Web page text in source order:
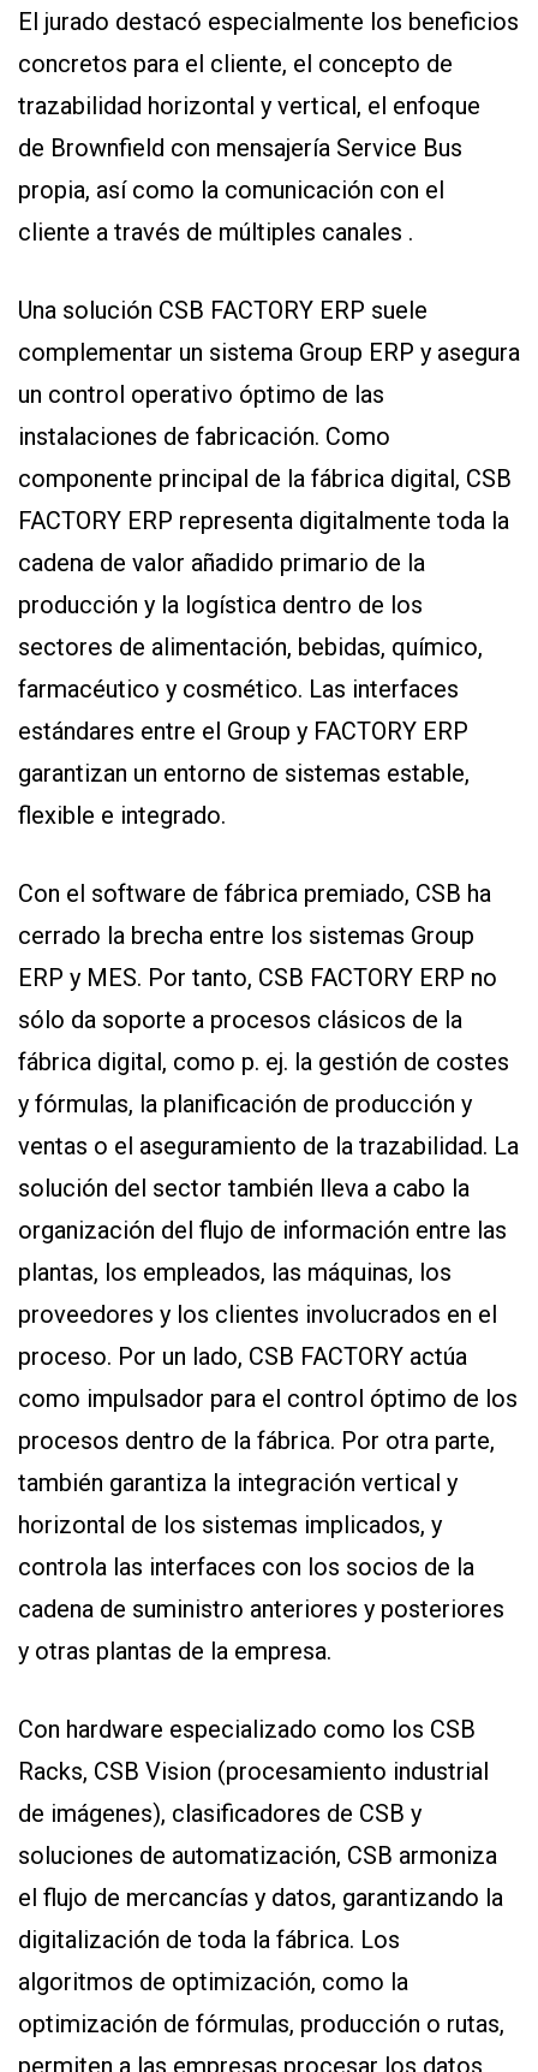
El jurado destacó especialmente los beneficios
concretos para el cliente, el concepto de
trazabilidad horizontal y vertical, el enfoque
de Brownfield con mensajería Service Bus
propia, así como la comunicación con el
cliente a través de múltiples canales .
Una solución CSB FACTORY ERP suele
complementar un sistema Group ERP y asegura
un control operativo óptimo de las
instalaciones de fabricación. Como
componente principal de la fábrica digital, CSB
FACTORY ERP representa digitalmente toda la
cadena de valor añadido primario de la
producción y la logística dentro de los
sectores de alimentación, bebidas, químico,
farmacéutico y cosmético. Las interfaces
estándares entre el Group y FACTORY ERP
garantizan un entorno de sistemas estable,
flexible e integrado.
Con el software de fábrica premiado, CSB ha
cerrado la brecha entre los sistemas Group
ERP y MES. Por tanto, CSB FACTORY ERP no
sólo da soporte a procesos clásicos de la
fábrica digital, como p. ej. la gestión de costes
y fórmulas, la planificación de producción y
ventas o el aseguramiento de la trazabilidad. La
solución del sector también lleva a cabo la
organización del flujo de información entre las
plantas, los empleados, las máquinas, los
proveedores y los clientes involucrados en el
proceso. Por un lado, CSB FACTORY actúa
como impulsador para el control óptimo de los
procesos dentro de la fábrica. Por otra parte,
también garantiza la integración vertical y
horizontal de los sistemas implicados, y
controla las interfaces con los socios de la
cadena de suministro anteriores y posteriores
y otras plantas de la empresa.
Con hardware especializado como los CSB
Racks, CSB Vision (procesamiento industrial
de imágenes), clasificadores de CSB y
soluciones de automatización, CSB armoniza
el flujo de mercancías y datos, garantizando la
digitalización de toda la fábrica. Los
algoritmos de optimización, como la
optimización de fórmulas, producción o rutas,
permiten a las empresas procesar los datos